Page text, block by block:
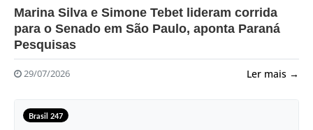
?>
Marina Silva e Simone Tebet lideram corrida
para o Senado em São Paulo, aponta Paraná
Pesquisas
29/07/2026 Ler mais →
Brasil 247